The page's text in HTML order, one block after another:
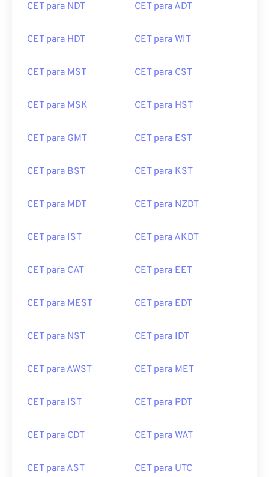
CET para NDT CET para ADT
CET para HDT CET para WIT
CET para MST CET para CST
CET para MSK CET para HST
CET para GMT CET para EST
CET para BST CET para KST
CET para MDT CET para NZDT
CET para IST CET para AKDT
CET para CAT CET para EET
CET para MEST CET para EDT
CET para NST CET para IDT
CET para AWST CET para MET
CET para IST CET para PDT
CET para CDT CET para WAT
CET para AST CET para UTC